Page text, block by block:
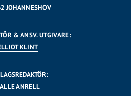
JOHANNESHOV
& ANSV. UTGIVARE:
KLINT
ANRELL